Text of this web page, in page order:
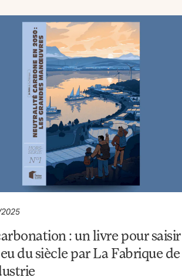
: un livre pour saisir
du siècle par La Fabrique de